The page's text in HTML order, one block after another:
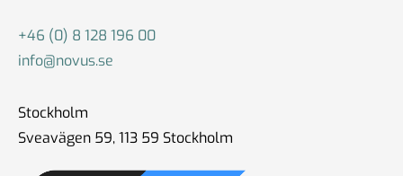
+46 (0) 8 128 196 00
info@novus.se
Stockholm
Sveavägen 59, 113 59 Stockholm